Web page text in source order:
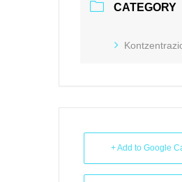
CATEGORY
+ Add to Google